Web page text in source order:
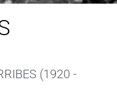
(1920 -